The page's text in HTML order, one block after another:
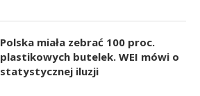
Polska miała zebrać 100 proc.
plastikowych butelek. WEI mówi o
statystycznej iluzji